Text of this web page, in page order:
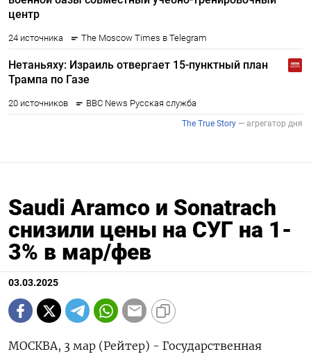
Saudi Aramco и Sonatrach
снизили цены на СУГ на 1-
3% в мар/фев
03.03.2025
МОСКВА, 3 мар (Рейтер) - Государственная